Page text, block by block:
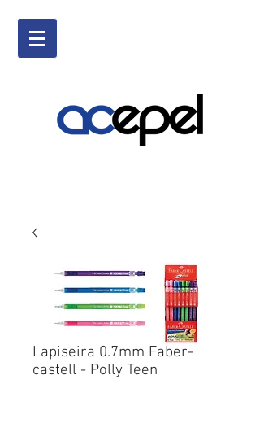
Lapiseira 0.7mm Faber-
castell - Polly Teen